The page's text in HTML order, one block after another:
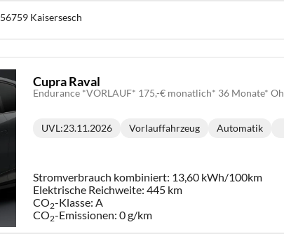
56759 Kaisersesch
Cupra Raval
Lieferzeit:
UVL:23.11.2026 Vorlauffahrzeug
Getriebe:
Automatik
Stromverbrauch kombiniert: 13,60 kWh/100km
Elektrische Reichweite: 445 km
CO2-Klasse: A
CO2-Emissionen:0 g/km